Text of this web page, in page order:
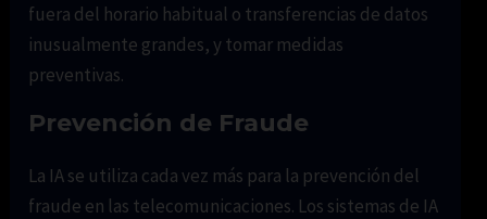
fuera del horario habitual o transferencias de datos
inusualmente grandes, y tomar medidas
preventivas.
Prevención de Fraude
La IA se utiliza cada vez más para la prevención del
fraude en las telecomunicaciones. Los sistemas de IA